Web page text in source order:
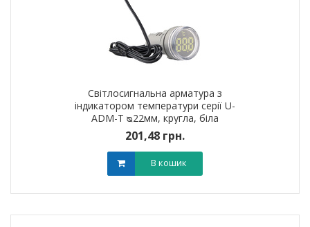
Світлосигнальна арматура з
індикатором температури серії U-
ADM-T ᴓ22мм, кругла, біла
201,48 грн.
В кошик